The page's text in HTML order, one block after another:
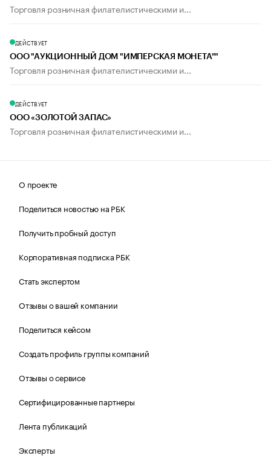
Торговля розничная филателистическими и...
ДЕЙСТВУЕТ
ООО "АУКЦИОННЫЙ ДОМ "ИМПЕРСКАЯ МОНЕТА""
Торговля розничная филателистическими и...
ДЕЙСТВУЕТ
ООО «ЗОЛОТОЙ ЗАПАС»
Торговля розничная филателистическими и...
О проекте
Поделиться новостью на РБК
Получить пробный доступ
Корпоративная подписка РБК
Стать экспертом
Отзывы о вашей компании
Поделиться кейсом
Создать профиль группы компаний
Отзывы о сервисе
Сертифицированные партнеры
Лента публикаций
Эксперты